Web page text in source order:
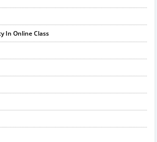
In Online Class